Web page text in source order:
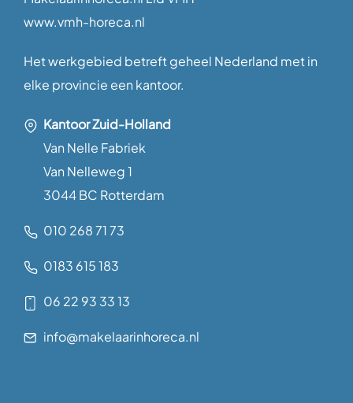
www.vmh-horeca.nl
Het werkgebied betreft geheel Nederland met in
elke provincie een kantoor.
Kantoor Zuid-Holland
Van Nelle Fabriek
Van Nelleweg 1
3044 BC Rotterdam
010 268 71 73
0183 615 183
06 22 93 33 13
info@makelaarinhoreca.nl